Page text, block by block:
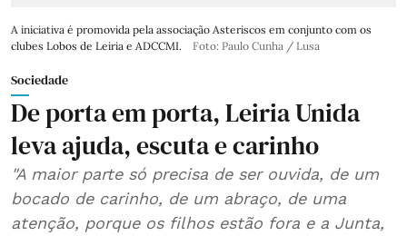
A iniciativa é promovida pela associação Asteriscos em conjunto com os
clubes Lobos de Leiria e ADCCMI.
Foto: Paulo Cunha / Lusa
Sociedade
De porta em porta, Leiria Unida
leva ajuda, escuta e carinho
"A maior parte só precisa de ser ouvida, de um
bocado de carinho, de um abraço, de uma
atenção, porque os filhos estão fora e a Junta,